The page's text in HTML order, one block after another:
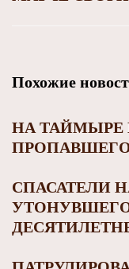
Похожие
НА
СПАСАТЕЛИ